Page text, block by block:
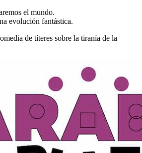
el mundo.
evolución fantástica.
de títeres sobre la tiranía de la